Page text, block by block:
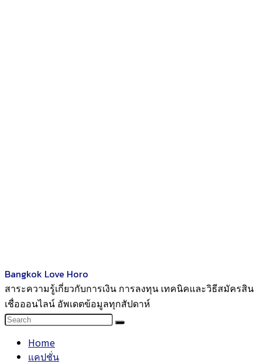
Bangkok Love Horo
สาระความรู้เกี่ยวกับการเงิน การลงทุน เทคนิคและวิธีสมัครสิน
เชื่อออนไลน์ อัพเดตข้อมูลทุกสัปดาห์
Home
แคปชั่น